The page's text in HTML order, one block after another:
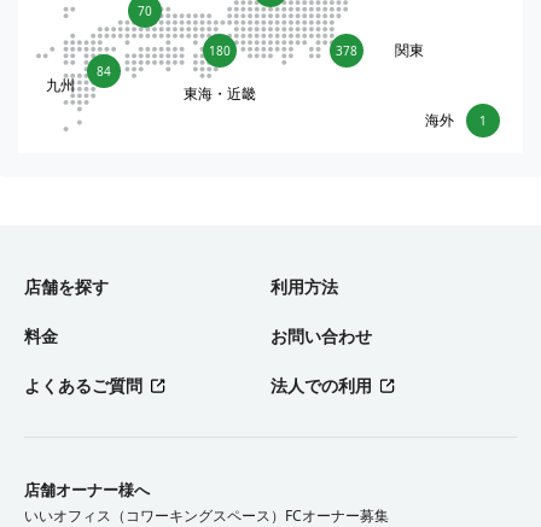
378 関東
180
東海・近畿
70
84
九州
1
海外
店舗を探す 利用方法
料金 お問い合わせ
よくあるご質問 法人での利用
店舗オーナー様へ
いいオフィス（コワーキングスペース）FCオーナー募集